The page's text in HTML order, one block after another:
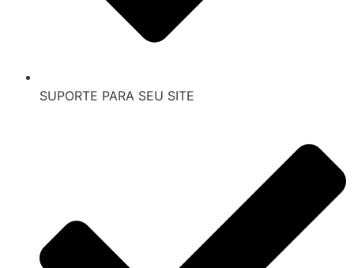
SUPORTE PARA SEU SITE